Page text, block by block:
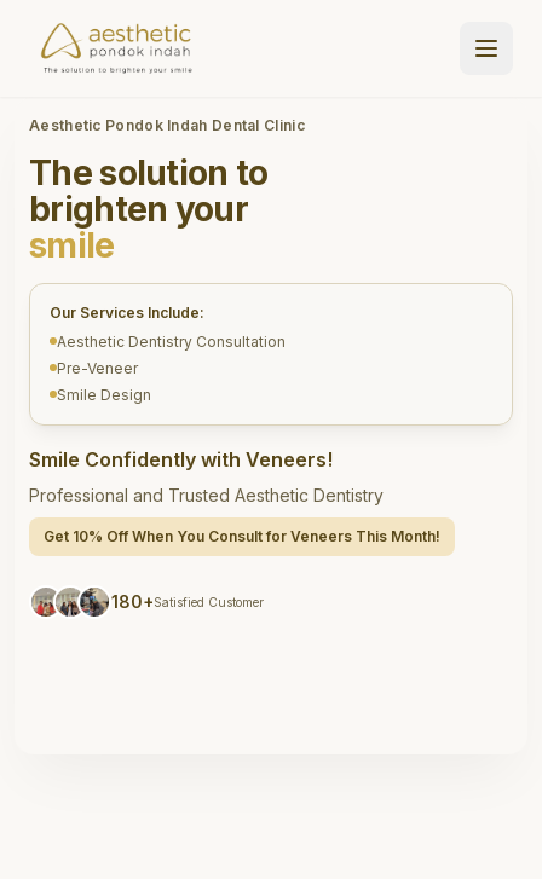
Aesthetic Pondok Indah Dental Clinic
The solution to
brighten your
smile
Our Services Include:
Aesthetic Dentistry Consultation
Pre-Veneer
Smile Design
Smile Confidently with Veneers!
Professional and Trusted Aesthetic Dentistry
Get 10% Off When You Consult for Veneers This Month!
180+Satisfied Customer